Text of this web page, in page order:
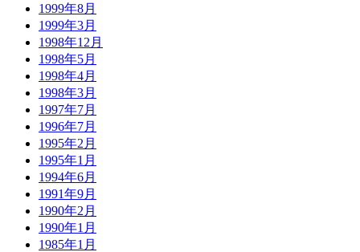
1999年8月
1999年3月
1998年12月
1998年5月
1998年4月
1998年3月
1997年7月
1996年7月
1995年2月
1995年1月
1994年6月
1991年9月
1990年2月
1990年1月
1985年1月